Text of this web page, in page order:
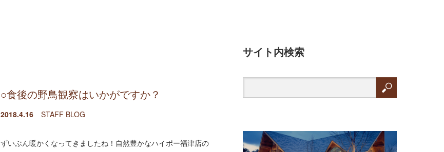
○食後の野鳥観察はいかがですか？
2018.4.16 STAFF BLOG
ずいぶん暖かくなってきましたね！自然豊かなハイポー福津店の
サイト内検索